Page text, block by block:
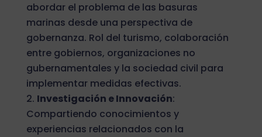
abordar el problema de las basuras
marinas desde una perspectiva de
gobernanza. Rol del turismo, colaboración
entre gobiernos, organizaciones no
gubernamentales y la sociedad civil para
implementar medidas efectivas.
Investigación e Innovación:
Compartiendo conocimientos y
experiencias relacionados con la